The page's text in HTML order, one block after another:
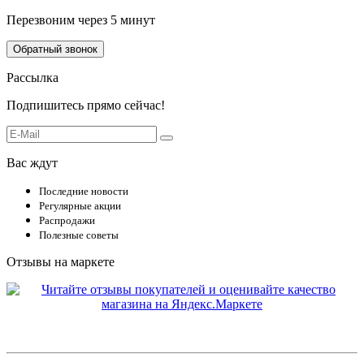
Перезвоним через 5 минут
Обратный звонок
Рассылка
Подпишитесь прямо сейчас!
Вас ждут
Последние новости
Регулярные акции
Распродажи
Полезные советы
Отзывы на маркете